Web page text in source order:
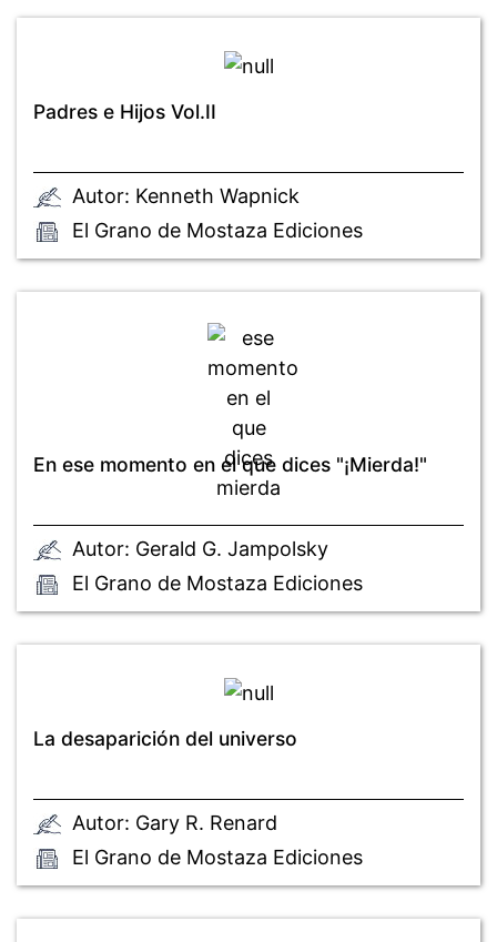
Padres e Hijos Vol.II
Autor: Kenneth Wapnick
El Grano de Mostaza Ediciones
En ese momento en el que dices "¡Mierda!"
Autor: Gerald G. Jampolsky
El Grano de Mostaza Ediciones
La desaparición del universo
Autor: Gary R. Renard
El Grano de Mostaza Ediciones